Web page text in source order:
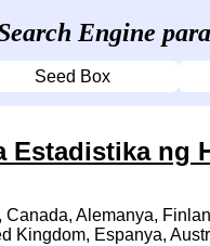
Engine
Seed Box
Estadistika ng
Alemanya,
Kingdom, Espanya,